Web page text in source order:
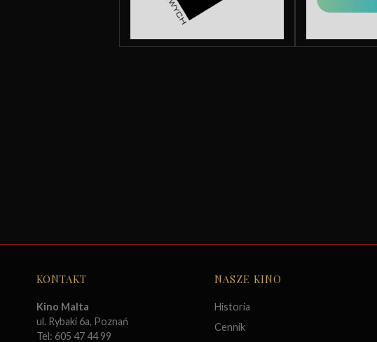
KONTAKT
Kino Malta
ul. Rybaki 6a, Poznań
Tel: 605 47 44 99
NASZE KINO
Historia
Cennik